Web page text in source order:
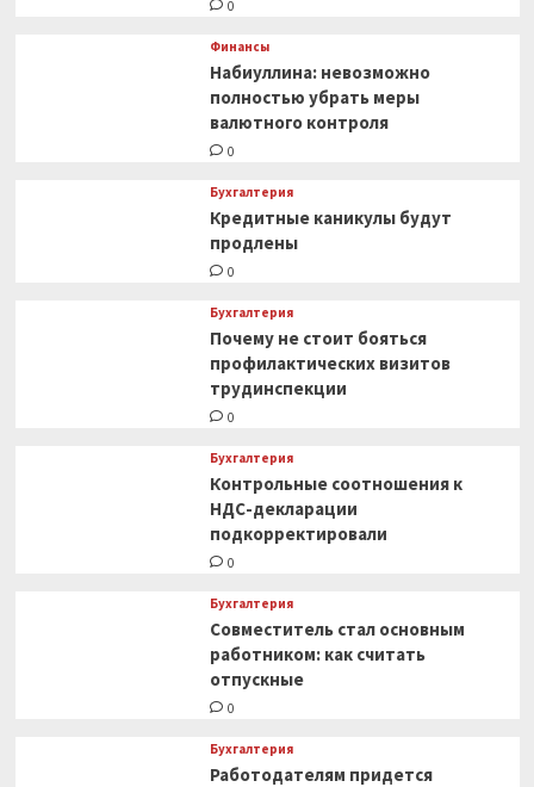
0
Финансы
Набиуллина: невозможно
полностью убрать меры
валютного контроля
0
Бухгалтерия
Кредитные каникулы будут
продлены
0
Бухгалтерия
Почему не стоит бояться
профилактических визитов
трудинспекции
0
Бухгалтерия
Контрольные соотношения к
НДС-декларации
подкорректировали
0
Бухгалтерия
Совместитель стал основным
работником: как считать
отпускные
0
Бухгалтерия
Работодателям придется